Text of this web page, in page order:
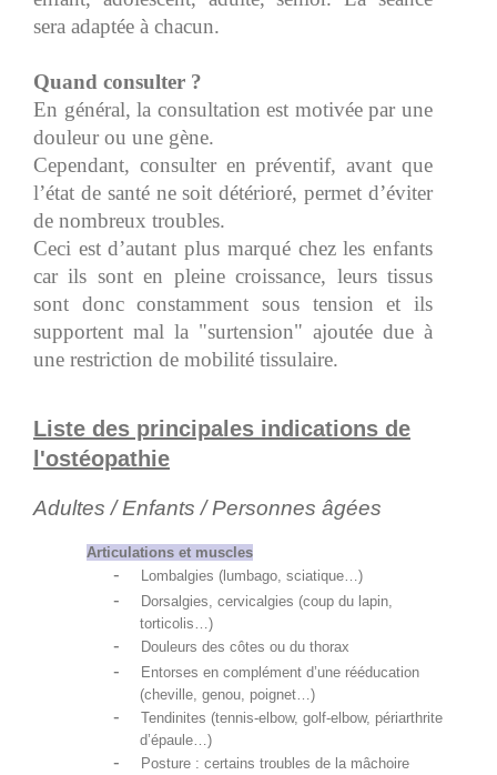
sera adaptée à chacun.
Quand consulter ?
En général, la consultation est motivée par une
douleur ou une gène.
Cependant, consulter en préventif, avant que
l’état de santé ne soit détérioré, permet d’éviter
de nombreux troubles.
Ceci est d’autant plus marqué chez les enfants
car ils sont en pleine croissance, leurs tissus
sont donc constamment sous tension et ils
supportent mal la "surtension" ajoutée due à
une restriction de mobilité tissulaire.
Liste des principales indications de
l'ostéopathie
Adultes / Enfants / Personnes âgées
Articulations et muscles
- Lombalgies (lumbago, sciatique…)
-
Dorsalgies, cervicalgies (coup du lapin,
torticolis…)
- Douleurs des côtes ou du thorax
-
Entorses en complément d’une rééducation
(cheville, genou, poignet…)
-
Tendinites (tennis-elbow, golf-elbow, périarthrite
d’épaule…)
-
Posture : certains troubles de la mâchoire